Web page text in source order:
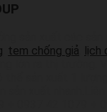
tem chống giả lịch